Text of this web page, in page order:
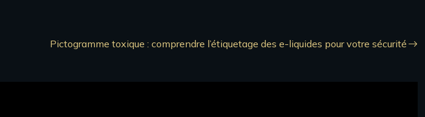
Pictogramme toxique : comprendre l’étiquetage des e-liquides pour votre sécurité